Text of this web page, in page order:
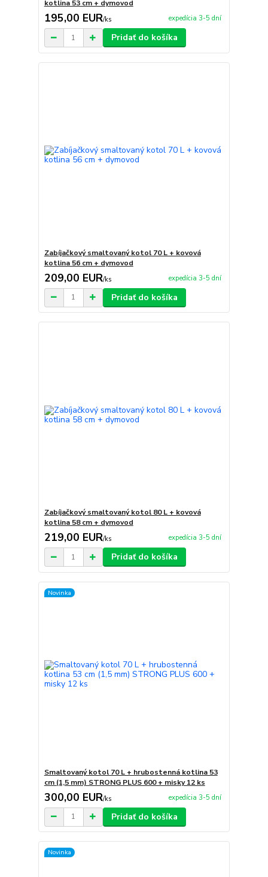
kotlina 53 cm + dymovod
195,00 EUR/ks expedícia 3-5 dní
Pridať do košíka
Zabíjačkový smaltovaný kotol 70 L + kovová
kotlina 56 cm + dymovod
209,00 EUR/ks expedícia 3-5 dní
Pridať do košíka
Zabíjačkový smaltovaný kotol 80 L + kovová
kotlina 58 cm + dymovod
219,00 EUR/ks expedícia 3-5 dní
Pridať do košíka
Novinka
Smaltovaný kotol 70 L + hrubostenná kotlina 53
cm (1,5 mm) STRONG PLUS 600 + misky 12 ks
300,00 EUR/ks expedícia 3-5 dní
Pridať do košíka
Novinka